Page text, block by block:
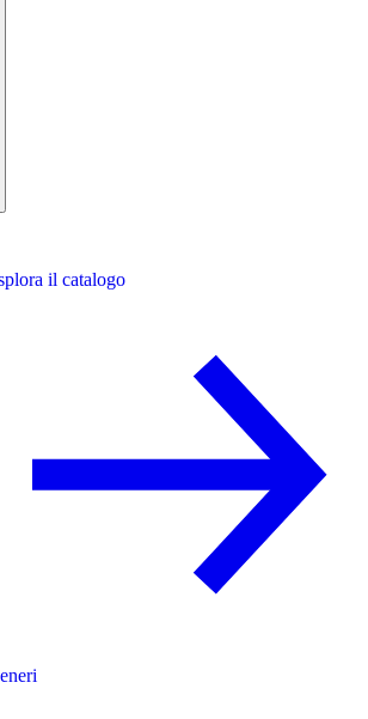
il catalogo